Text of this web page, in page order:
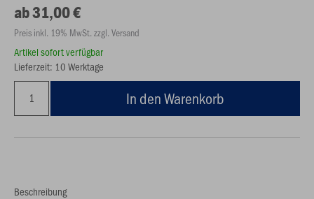
ab 31,00 €
Preis inkl. 19% MwSt. zzgl. Versand
Artikel sofort verfügbar
Lieferzeit: 10 Werktage
In den Warenkorb
Beschreibung